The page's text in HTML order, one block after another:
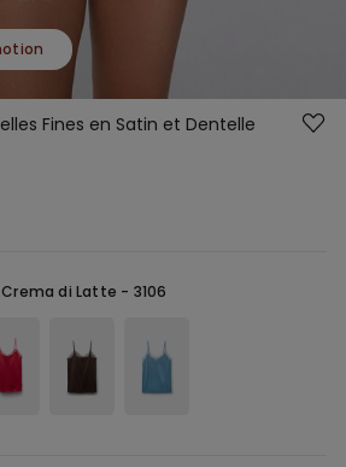
Fines en Satin et Dentelle
di Latte - 3106